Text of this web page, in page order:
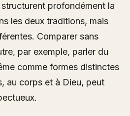
profondément la
les deux traditions, mais
Comparer sans
par exemple, parler du
comme formes distinctes
au corps et à Dieu, peut